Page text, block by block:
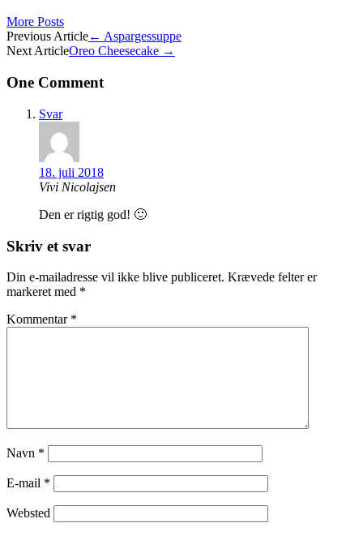
More Posts
Post
navigation
Previous Article← Aspargessuppe
Next ArticleOreo Cheesecake →
One Comment
Svar
18. juli 2018
Vivi Nicolajsen
Den er rigtig god! 🙂
Skriv et svar
Din e-mailadresse vil ikke blive publiceret. Krævede felter er
markeret med *
Kommentar *
Navn *
E-mail *
Websted